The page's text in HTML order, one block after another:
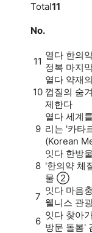
Total11
No.
11
열다 한의
정복 마지
10
열다 약재
껍질의 숨
제한다
9
열다 세계
리는 '카타
(Korean
8
잇다 한방
'한의약 체
물 ②
7
잇다 마음
웰니스 관
6
잇다 찾아
방문 돌봄'